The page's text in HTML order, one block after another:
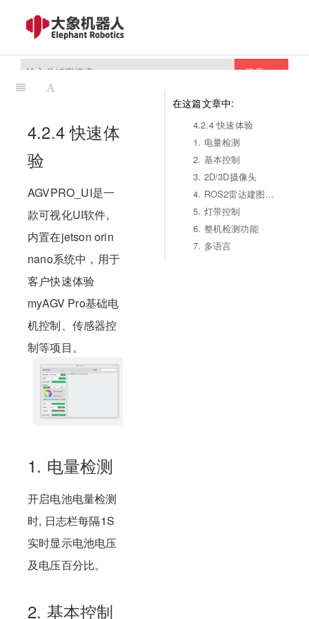
搜索
在这篇文章中:
4.2.4 快速体验
1. 电量检测
2. 基本控制
3. 2D/3D摄像头
4. ROS2雷达建图导航
5. 灯带控制
6. 整机检测功能
7. 多语言
4.2.4 快速体
验
AGVPRO_UI是一
款可视化UI软件,
内置在jetson orin
nano系统中，用于
客户快速体验
myAGV Pro基础电
机控制、传感器控
制等项目。
1. 电量检测
开启电池电量检测
时, 日志栏每隔1S
实时显示电池电压
及电压百分比。
2. 基本控制